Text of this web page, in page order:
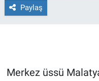
Paylaş
Merkez üssü
Gün Bitiyor